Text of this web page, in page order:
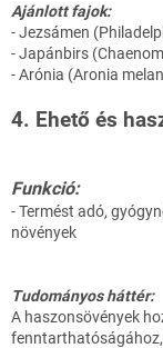
Ajánlott fajok:
- Jezsámen
- Japánbirs
- Arónia (Aronia
4. Ehető és
Funkció:
- Termést adó,
növények
Tudományos háttér:
A haszonsövények